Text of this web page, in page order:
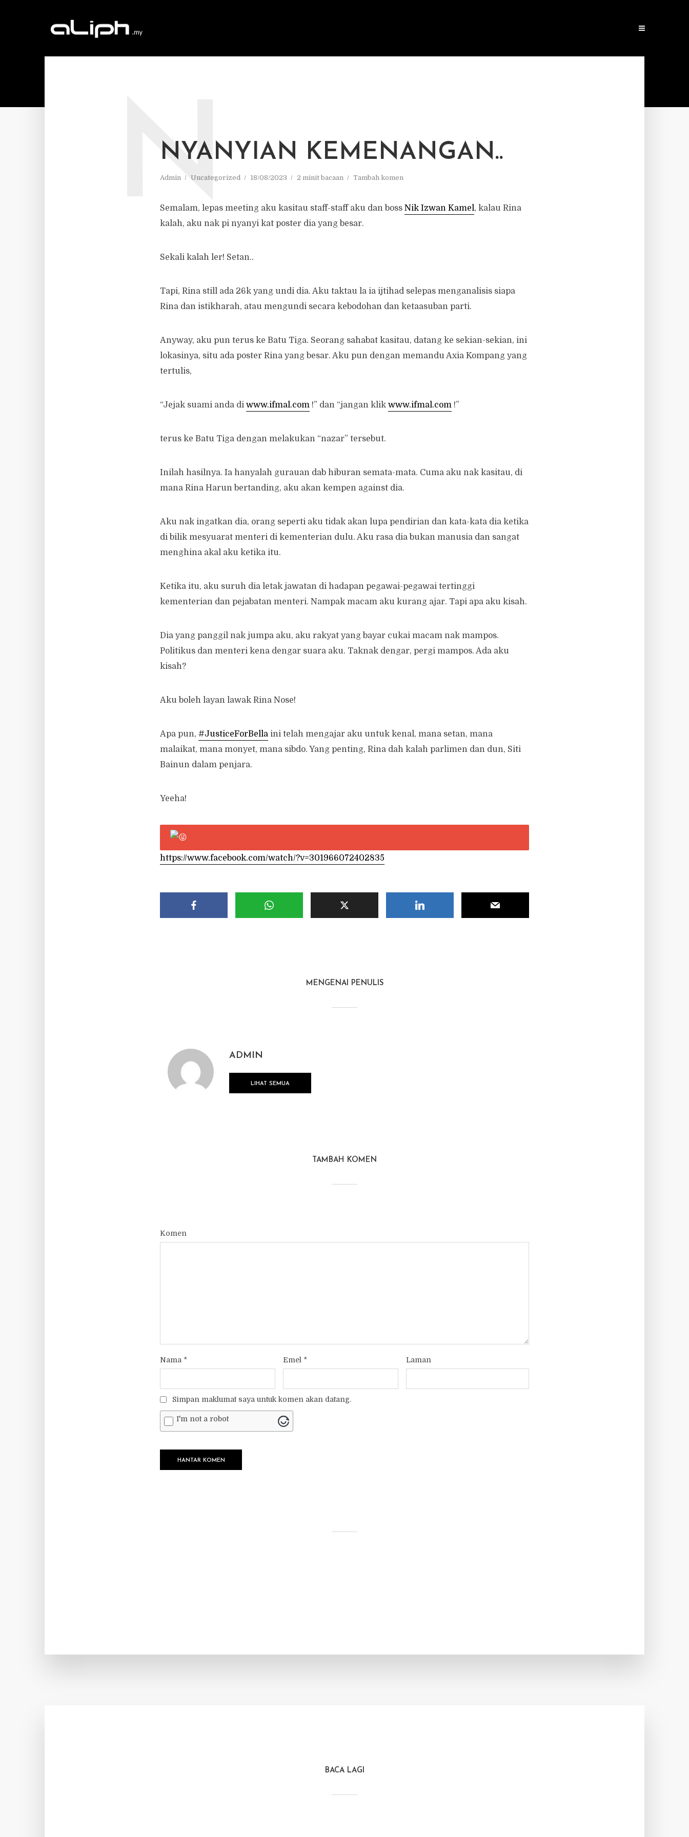
NYANYIAN KEMENANGAN..
Admin Uncategorized 18/08/2023 2 minit bacaan Tambah komen
N
Semalam, lepas meeting aku kasitau staff-staff aku dan boss Nik Izwan Kamel, kalau Rina
kalah, aku nak pi nyanyi kat poster dia yang besar.
Sekali kalah ler! Setan..
Tapi, Rina still ada 26k yang undi dia. Aku taktau la ia ijtihad selepas menganalisis siapa
Rina dan istikharah, atau mengundi secara kebodohan dan ketaasuban parti.
Anyway, aku pun terus ke Batu Tiga. Seorang sahabat kasitau, datang ke sekian-sekian, ini
lokasinya, situ ada poster Rina yang besar. Aku pun dengan memandu Axia Kompang yang
tertulis,
“Jejak suami anda di www.ifmal.com !” dan “jangan klik www.ifmal.com !”
terus ke Batu Tiga dengan melakukan “nazar” tersebut.
Inilah hasilnya. Ia hanyalah gurauan dab hiburan semata-mata. Cuma aku nak kasitau, di
mana Rina Harun bertanding, aku akan kempen against dia.
Aku nak ingatkan dia, orang seperti aku tidak akan lupa pendirian dan kata-kata dia ketika
di bilik mesyuarat menteri di kementerian dulu. Aku rasa dia bukan manusia dan sangat
menghina akal aku ketika itu.
Ketika itu, aku suruh dia letak jawatan di hadapan pegawai-pegawai tertinggi
kementerian dan pejabatan menteri. Nampak macam aku kurang ajar. Tapi apa aku kisah.
Dia yang panggil nak jumpa aku, aku rakyat yang bayar cukai macam nak mampos.
Politikus dan menteri kena dengar suara aku. Taknak dengar, pergi mampos. Ada aku
kisah?
Aku boleh layan lawak Rina Nose!
Apa pun, #JusticeForBella ini telah mengajar aku untuk kenal, mana setan, mana
malaikat, mana monyet, mana sibdo. Yang penting, Rina dah kalah parlimen dan dun, Siti
Bainun dalam penjara.
Yeeha!
https://www.facebook.com/watch/?v=301966072402835
MENGENAI PENULIS
ADMIN
LIHAT SEMUA
TAMBAH KOMEN
Komen
Nama * Emel * Laman
Simpan maklumat saya untuk komen akan datang.
I'm not a robot
BACA LAGI